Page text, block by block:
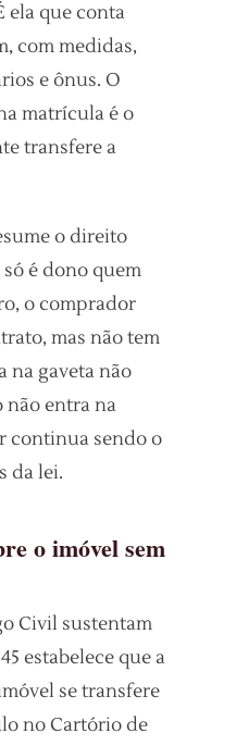
ela que conta
com medidas,
e ônus. O
matrícula é o
transfere a
o direito
é dono quem
o comprador
mas não tem
na gaveta não
não entra na
continua sendo o
da lei.
o imóvel sem
Civil sustentam
estabelece que a
se transfere
no Cartório de